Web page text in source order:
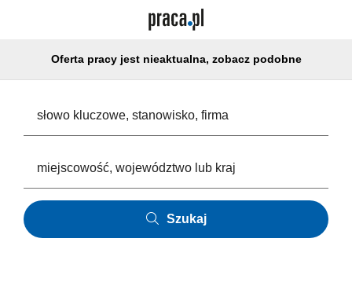
Oferta pracy jest nieaktualna, zobacz podobne
Szukaj